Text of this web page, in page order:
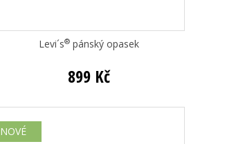
Levi´s®pánský opasek
899 Kč
NOVÉ